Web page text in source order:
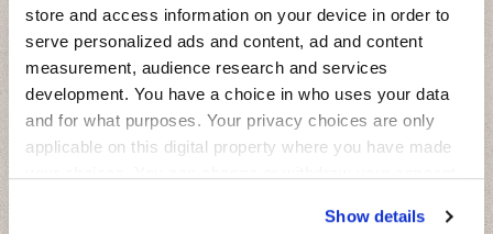
store and access information on your device in order to
serve personalized ads and content, ad and content
measurement, audience research and services
development. You have a choice in who uses your data
and for what purposes. Your privacy choices are only
applicable on this digital property where you have made
Show details
ДЕКОРЫ И МОЗАИКИ
Другие декоры